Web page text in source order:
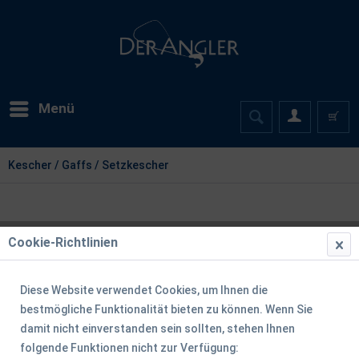
Menü
Kescher / Gaffs / Setzkescher
Cookie-Richtlinien
Diese Website verwendet Cookies, um Ihnen die
bestmögliche Funktionalität bieten zu können. Wenn Sie
damit nicht einverstanden sein sollten, stehen Ihnen
folgende Funktionen nicht zur Verfügung: